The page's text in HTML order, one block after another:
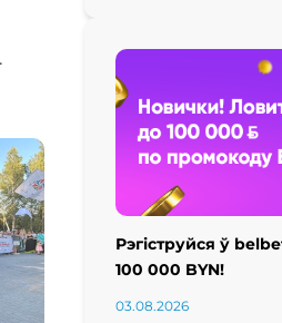
Рэгіструйся ў
100 000 BYN!
03.08.2026